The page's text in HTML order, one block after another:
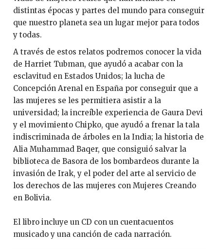
distintas épocas y partes del mundo para conseguir
que nuestro planeta sea un lugar mejor para todos
y todas.
A través de estos relatos podremos conocer la vida
de Harriet Tubman, que ayudó a acabar con la
esclavitud en Estados Unidos; la lucha de
Concepción Arenal en España por conseguir que a
las mujeres se les permitiera asistir a la
universidad; la increíble experiencia de Gaura Devi
y el movimiento Chipko, que ayudó a frenar la tala
indiscriminada de árboles en la India; la historia de
Alia Muhammad Baqer, que consiguió salvar la
biblioteca de Basora de los bombardeos durante la
invasión de Irak, y el poder del arte al servicio de
los derechos de las mujeres con Mujeres Creando
en Bolivia.
El libro incluye un CD con un cuentacuentos
musicado y una canción de cada narración.